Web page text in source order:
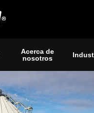
Acerca de
nosotros